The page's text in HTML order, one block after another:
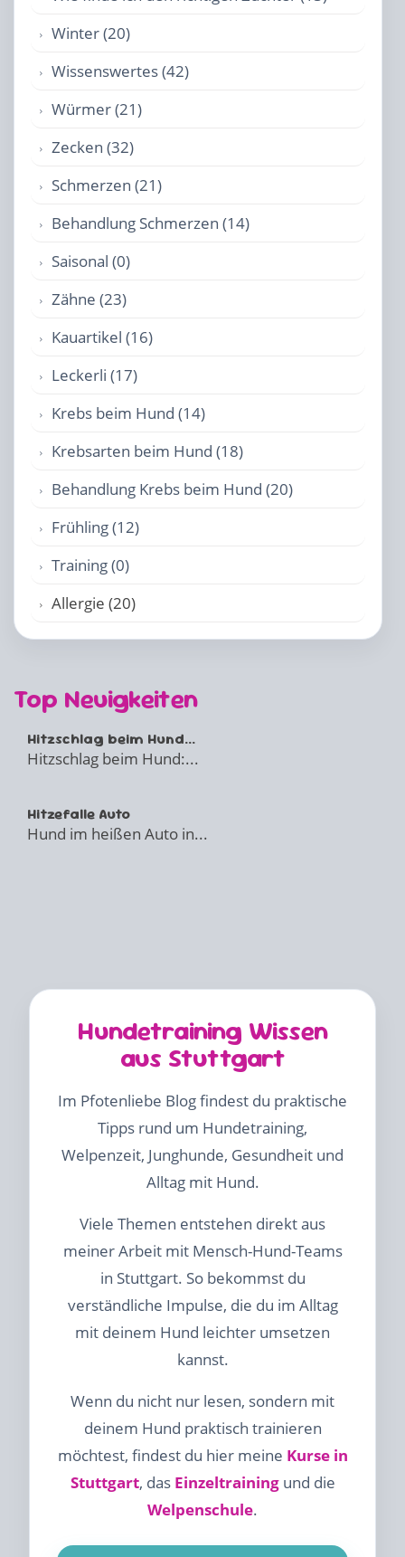
Winter (20)
Wissenswertes (42)
Würmer (21)
Zecken (32)
Schmerzen (21)
Behandlung Schmerzen (14)
Saisonal (0)
Zähne (23)
Kauartikel (16)
Leckerli (17)
Krebs beim Hund (14)
Krebsarten beim Hund (18)
Behandlung Krebs beim Hund (20)
Frühling (12)
Training (0)
Allergie (20)
Top Neuigkeiten
Hitzschlag beim Hund...
Hitzschlag beim Hund:...
Hitzefalle Auto
Hund im heißen Auto in...
Hundetraining Wissen
aus Stuttgart
Im Pfotenliebe Blog findest du praktische
Tipps rund um Hundetraining,
Welpenzeit, Junghunde, Gesundheit und
Alltag mit Hund.
Viele Themen entstehen direkt aus
meiner Arbeit mit Mensch-Hund-Teams
in Stuttgart. So bekommst du
verständliche Impulse, die du im Alltag
mit deinem Hund leichter umsetzen
kannst.
Wenn du nicht nur lesen, sondern mit
deinem Hund praktisch trainieren
möchtest, findest du hier meine Kurse in
Stuttgart, das Einzeltrainingund die
Welpenschule.